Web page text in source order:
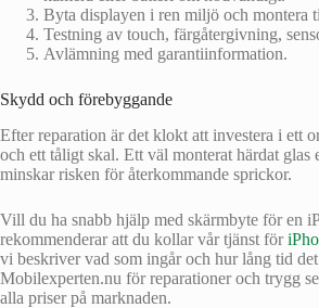
Byta displayen i ren miljö och montera
Testning av touch, färgåtergivning,
Avlämning med garantiinformation.
Skydd och förebyggande
Efter reparation är det klokt att investera i ett
och ett tåligt skal. Ett väl monterat härdat glas
minskar risken för återkommande sprickor.
Vill du ha snabb hjälp med skärmbyte för en
rekommenderar att du kollar vår tjänst för
vi beskriver vad som ingår och hur lång tid
Mobilexperten.nu för reparationer och trygg
alla priser på marknaden.